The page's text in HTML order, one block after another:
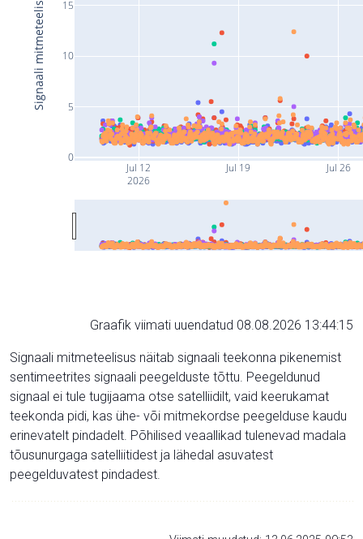
Jul 12
2026
Jul 19 Jul 26
0
5
10
15
Signaali mitmeteelisus (cm)
Graafik viimati uuendatud 08.08.2026 13:44:15
Signaali mitmeteelisus näitab signaali teekonna pikenemist
sentimeetrites signaali peegelduste tõttu. Peegeldunud
signaal ei tule tugijaama otse satelliidilt, vaid keerukamat
teekonda pidi, kas ühe- või mitmekordse peegelduse kaudu
erinevatelt pindadelt. Põhilised veaallikad tulenevad madala
tõusunurgaga satelliitidest ja lähedal asuvatest
peegelduvatest pindadest.